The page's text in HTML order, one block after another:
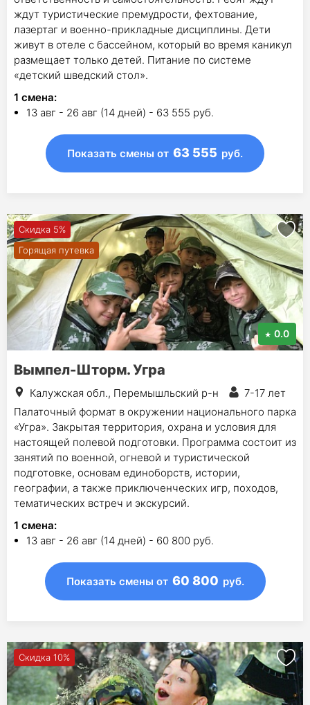
ждут туристические премудрости, фехтование,
лазертаг и военно-прикладные дисциплины. Дети
живут в отеле с бассейном, который во время каникул
размещает только детей. Питание по системе
«детский шведский стол».
1 смена:
13 авг - 26 авг (14 дней) - 63 555 руб.
Показать смены от 63 555 руб.
Скидка 5%
Горящая путевка
0.0
Вымпел-Шторм. Угра
Калужская обл., Перемышльский р-н
7-17 лет
Палаточный формат в окружении национального парка
«Угра». Закрытая территория, охрана и условия для
настоящей полевой подготовки. Программа состоит из
занятий по военной, огневой и туристической
подготовке, основам единоборств, истории,
географии, а также приключенческих игр, походов,
тематических встреч и экскурсий.
1 смена:
13 авг - 26 авг (14 дней) - 60 800 руб.
Показать смены от 60 800 руб.
Скидка 10%